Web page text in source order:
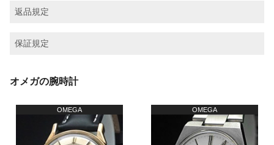
返品規定
保証規定
オメガの腕時計
OMEGA OMEGA